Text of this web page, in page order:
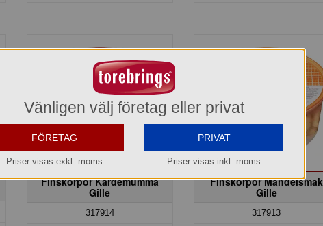
Finskorpor Kardemumma
Gille
317914
Finskorpor Mandelsmak
Gille
317913
Vänligen välj företag eller privat
FÖRETAG
Priser visas exkl. moms
PRIVAT
Priser visas inkl. moms